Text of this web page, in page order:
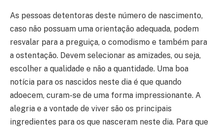
As pessoas detentoras deste número de nascimento,
caso não possuam uma orientação adequada, podem
resvalar para a preguiça, o comodismo e também para
a ostentação. Devem selecionar as amizades, ou seja,
escolher a qualidade e não a quantidade. Uma boa
notícia para os nascidos neste dia é que quando
adoecem, curam-se de uma forma impressionante. A
alegria e a vontade de viver são os principais
ingredientes para os que nasceram neste dia. Para que